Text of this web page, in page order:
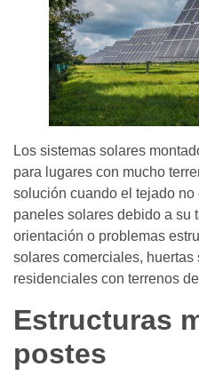
Los sistemas solares
para lugares con mucho
solución cuando el tejado
paneles solares debido a su
orientación o problemas
solares comerciales, huertas
residenciales con terrenos
Estructuras
postes